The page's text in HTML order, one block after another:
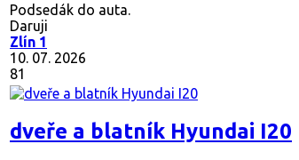
Podsedák do auta.
Daruji
Zlín 1
10. 07. 2026
81
dveře a blatník Hyundai I20